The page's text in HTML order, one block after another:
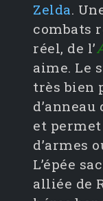
Zelda.
combats
réel, de l’
aime. Le
très bien
et
d’armes
L’épée
alliée de